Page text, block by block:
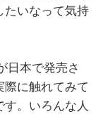
たいなって気持
日本で発売さ
に触れてみて
。いろんな人